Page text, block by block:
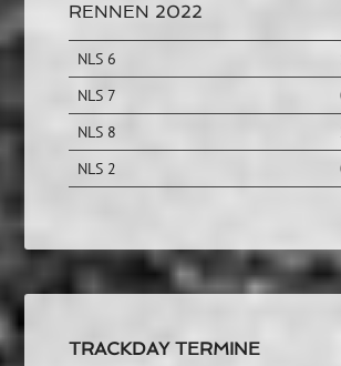
RENNEN 2022
NLS 6
NLS 7
NLS 8
NLS 2
TRACKDAY TERMINE